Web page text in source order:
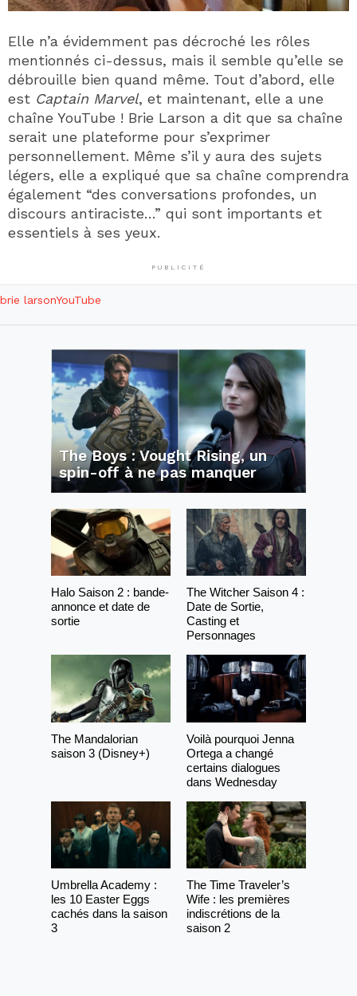
Elle n’a évidemment pas décroché les rôles
mentionnés ci-dessus, mais il semble qu’elle se
débrouille bien quand même. Tout d’abord, elle
est Captain Marvel, et maintenant, elle a une
chaîne YouTube ! Brie Larson a dit que sa chaîne
serait une plateforme pour s’exprimer
personnellement. Même s’il y aura des sujets
légers, elle a expliqué que sa chaîne comprendra
également “des conversations profondes, un
discours antiraciste…” qui sont importants et
essentiels à ses yeux.
PUBLICITÉ
brie larsonYouTube
The Boys : Vought Rising, un
spin-off à ne pas manquer
Halo Saison 2 : bande-
annonce et date de
sortie
The Witcher Saison 4 :
Date de Sortie,
Casting et
Personnages
The Mandalorian
saison 3 (Disney+)
Voilà pourquoi Jenna
Ortega a changé
certains dialogues
dans Wednesday
Umbrella Academy :
les 10 Easter Eggs
cachés dans la saison
3
The Time Traveler’s
Wife : les premières
indiscrétions de la
saison 2